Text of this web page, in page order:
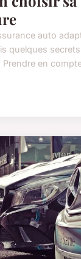
auto
quelques
en